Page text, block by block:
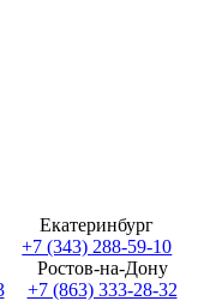
Екатеринбург
+7 (343) 288-59-10
Ростов-на-Дону
+7 (863) 333-28-32